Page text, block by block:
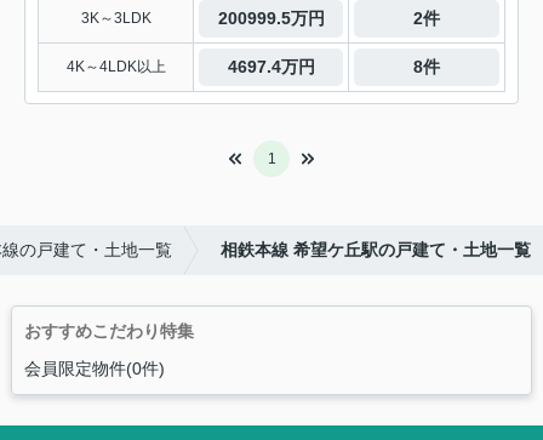
3K～3LDK 200999.5万円 2件
4K～4LDK以上 4697.4万円 8件
1
の戸建て・土地一覧 相鉄本線 希望ケ丘駅の戸建て・土地一覧
おすすめこだわり特集
会員限定物件(0件)